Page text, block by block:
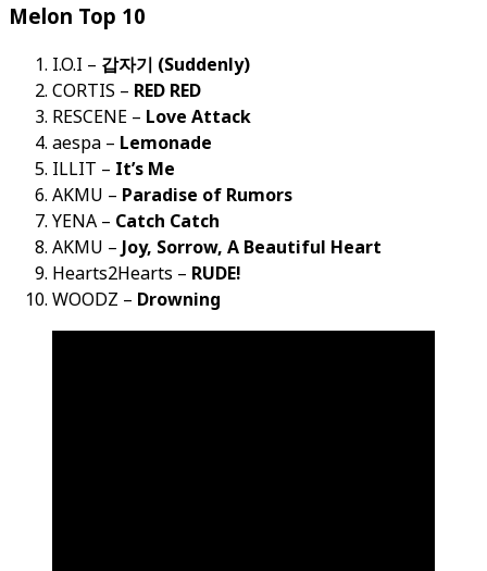
Melon Top 10
I.O.I – 갑자기 (Suddenly)
CORTIS – RED RED
RESCENE – Love Attack
aespa – Lemonade
ILLIT – It’s Me
AKMU – Paradise of Rumors
YENA – Catch Catch
AKMU –Joy, Sorrow, A Beautiful Heart
Hearts2Hearts – RUDE!
WOODZ – Drowning